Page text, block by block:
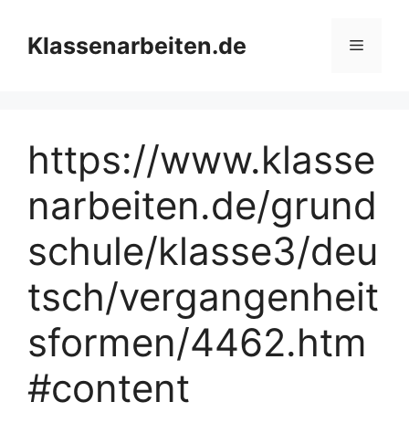
Inhalt
springenKlassenarbeiten.de Menü
https://www.klasse
narbeiten.de/grund
schule/klasse3/deu
tsch/vergangenheit
sformen/4462.htm
#content